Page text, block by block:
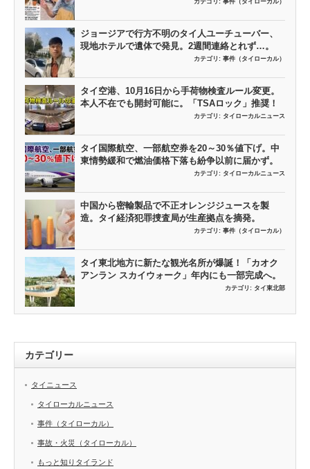
カテゴリ: 事件（タイローカル）
ジョージアで行方不明のタイ人ユーチューバー、
現地ホテルで遺体で発見。2週間連絡とれず…。
カテゴリ: 事件（タイローカル）
タイ空港、10月16日から手荷物検査ルール変更。
本人不在でも開封可能に。「TSAロック」推奨！
カテゴリ: タイローカルニュース
タイ国際航空、一部航空券を20～30％値下げ。中
東情勢緩和で燃油価格下落も紛争以前に届かず。
カテゴリ: タイローカルニュース
中国から密輸製品で不正オレンジジュースを製
造。タイ経済犯罪捜査局が生産拠点を摘発。
カテゴリ: 事件（タイローカル）
タイ東北地方に新たな観光名所が爆誕！「カオク
アンラン スカイウォーク」年内にも一部完成へ。
カテゴリ: タイ東北部
カテゴリー
タイニュース
タイローカルニュース
事件（タイローカル）
事故・火災（タイローカル）
もっと知りタイランド